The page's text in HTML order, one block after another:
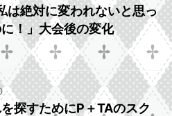
は絶対に変われないと思っ
！」大会後の変化
探すためにP＋TAのスク